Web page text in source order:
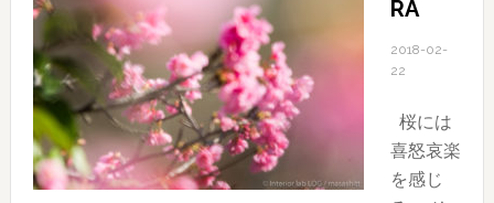
RA
2018-02-
22
桜には
喜怒哀楽
を感じ